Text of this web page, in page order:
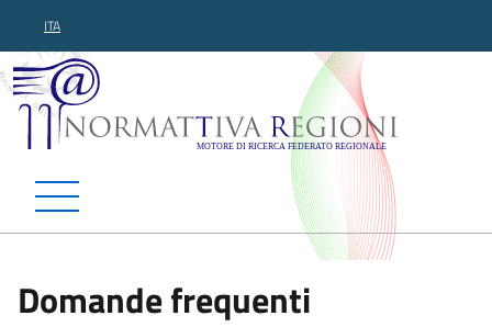
ITA
Normattiva Regioni -
Domande frequenti